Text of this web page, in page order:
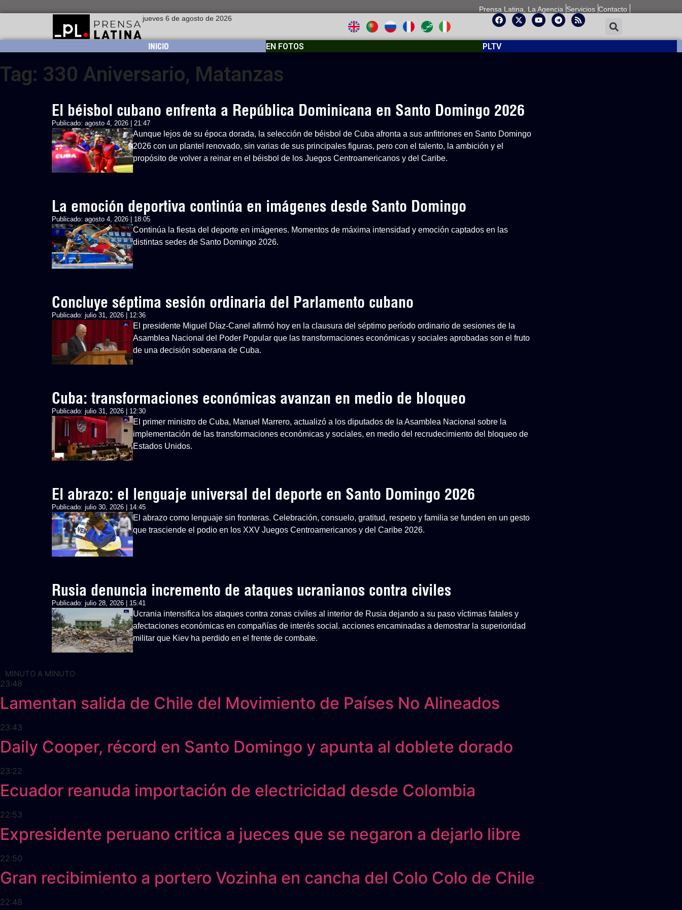
Prensa Latina, La Agencia Servicios Contacto
jueves 6 de agosto de 2026
INICIO EN FOTOS PLTV
Tag: 330 Aniversario, Matanzas
El béisbol cubano enfrenta a República Dominicana en Santo Domingo 2026
Publicado: agosto 4, 2026 | 21:47
Aunque lejos de su época dorada, la selección de béisbol de Cuba afronta a sus anfitriones en Santo Domingo
2026 con un plantel renovado, sin varias de sus principales figuras, pero con el talento, la ambición y el
propósito de volver a reinar en el béisbol de los Juegos Centroamericanos y del Caribe.
La emoción deportiva continúa en imágenes desde Santo Domingo
Publicado: agosto 4, 2026 | 18:05
Continúa la fiesta del deporte en imágenes. Momentos de máxima intensidad y emoción captados en las
distintas sedes de Santo Domingo 2026.
Concluye séptima sesión ordinaria del Parlamento cubano
Publicado: julio 31, 2026 | 12:36
El presidente Miguel Díaz-Canel afirmó hoy en la clausura del séptimo período ordinario de sesiones de la
Asamblea Nacional del Poder Popular que las transformaciones económicas y sociales aprobadas son el fruto
de una decisión soberana de Cuba.
Cuba: transformaciones económicas avanzan en medio de bloqueo
Publicado: julio 31, 2026 | 12:30
El primer ministro de Cuba, Manuel Marrero, actualizó a los diputados de la Asamblea Nacional sobre la
implementación de las transformaciones económicas y sociales, en medio del recrudecimiento del bloqueo de
Estados Unidos.
El abrazo: el lenguaje universal del deporte en Santo Domingo 2026
Publicado: julio 30, 2026 | 14:45
El abrazo como lenguaje sin fronteras. Celebración, consuelo, gratitud, respeto y familia se funden en un gesto
que trasciende el podio en los XXV Juegos Centroamericanos y del Caribe 2026.
Rusia denuncia incremento de ataques ucranianos contra civiles
Publicado: julio 28, 2026 | 15:41
Ucrania intensifica los ataques contra zonas civiles al interior de Rusia dejando a su paso víctimas fatales y
afectaciones económicas en compañías de interés social. acciones encaminadas a demostrar la superioridad
militar que Kiev ha perdido en el frente de combate.
MINUTO A MINUTO
23:48
Lamentan salida de Chile del Movimiento de Países No Alineados
23:43
Daily Cooper, récord en Santo Domingo y apunta al doblete dorado
23:22
Ecuador reanuda importación de electricidad desde Colombia
22:53
Expresidente peruano critica a jueces que se negaron a dejarlo libre
22:50
Gran recibimiento a portero Vozinha en cancha del Colo Colo de Chile
22:48